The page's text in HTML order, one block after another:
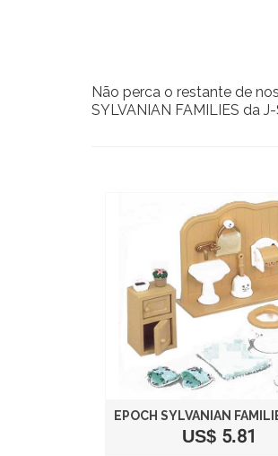
Não perca o restante de
SYLVANIAN FAMILIES da
US$ 5.81